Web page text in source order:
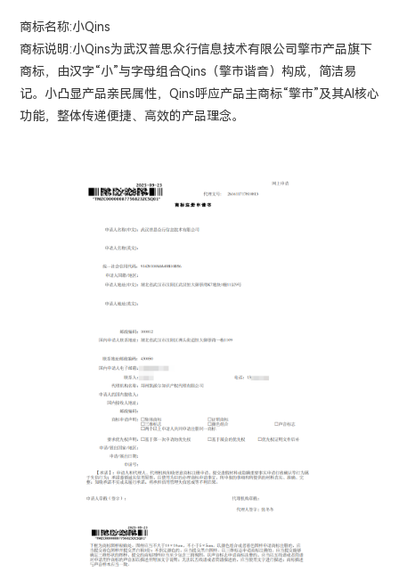
商标名称:小Qins
商标说明:小Qins为武汉普思众行信息技术有限公司擎市产品旗下
商标，由汉字“小”与字母组合Qins（擎市谐音）构成，简洁易
记。小凸显产品亲民属性，Qins呼应产品主商标“擎市”及其AI核心
功能，整体传递便捷、高效的产品理念。